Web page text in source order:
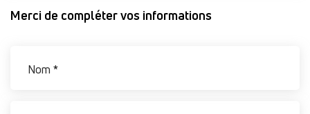
Merci de compléter vos informations